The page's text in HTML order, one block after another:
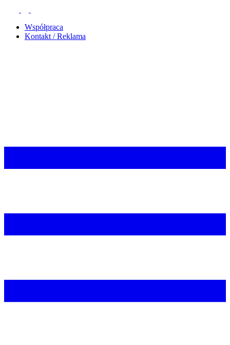
Współpraca
Kontakt / Reklama